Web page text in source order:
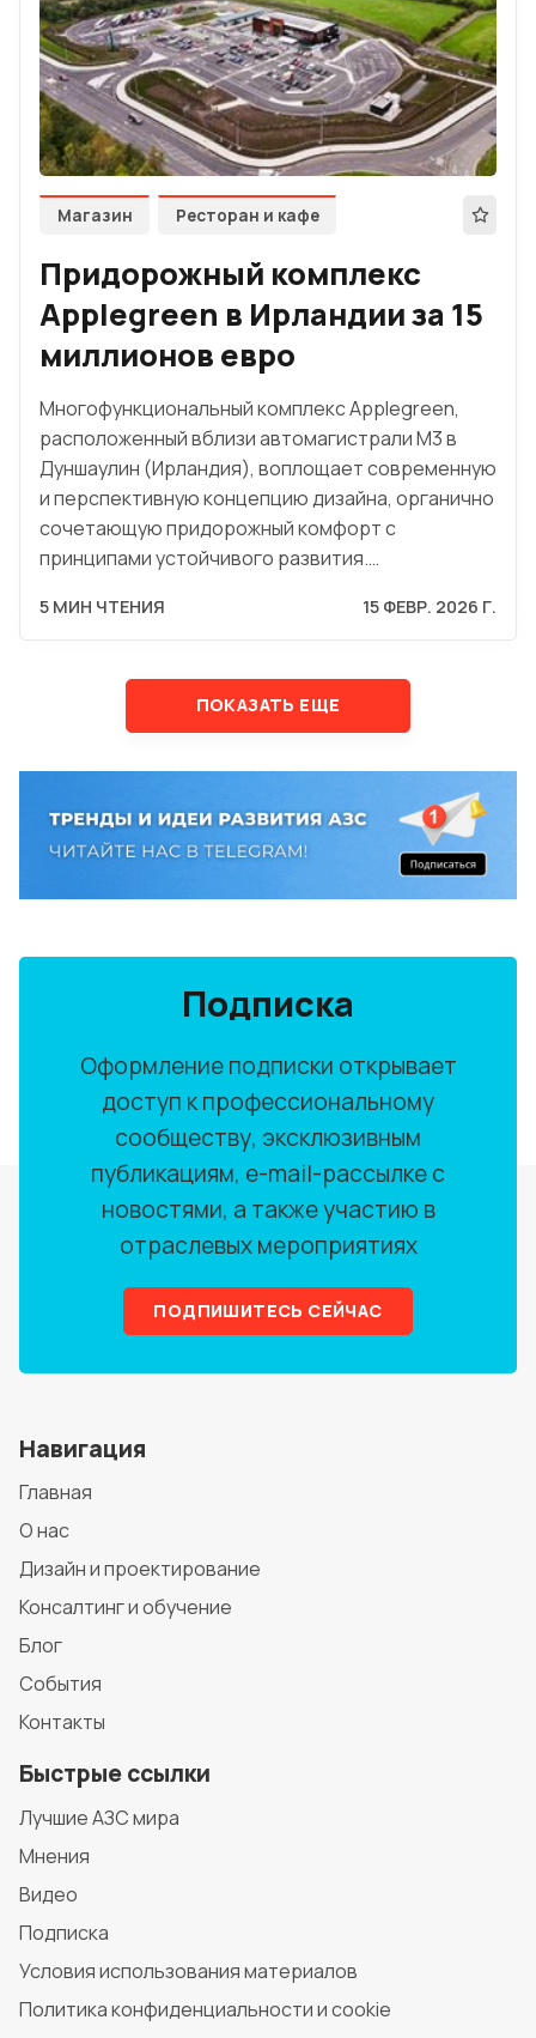
Магазин Ресторан и кафе
Придорожный комплекс
Applegreen в Ирландии за 15
миллионов евро
Многофункциональный комплекс Applegreen,
расположенный вблизи автомагистрали M3 в
Дуншаулин (Ирландия), воплощает современную
и перспективную концепцию дизайна, органично
сочетающую придорожный комфорт с
принципами устойчивого развития.…
5 МИН ЧТЕНИЯ 15 ФЕВР. 2026 Г.
ПОКАЗАТЬ ЕЩЕ
Подписка
Оформление подписки открывает
доступ к профессиональному
сообществу, эксклюзивным
публикациям, e-mail-рассылке с
новостями, а также участию в
отраслевых мероприятиях
ПОДПИШИТЕСЬ СЕЙЧАС
Навигация
Главная
О нас
Дизайн и проектирование
Консалтинг и обучение
Блог
События
Контакты
Быстрые ссылки
Лучшие АЗС мира
Мнения
Видео
Подписка
Условия использования материалов
Политика конфиденциальности и cookie